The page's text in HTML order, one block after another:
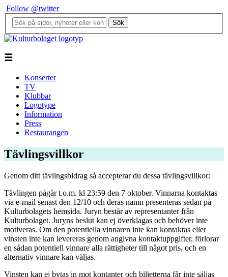
Follow @twitter
Sök
☰
Konserter
TV
Klubbar
Logotype
Information
Press
Restaurangen
Tävlingsvillkor
Genom ditt tävlingsbidrag så accepterar du dessa tävlingsvillkor:
Tävlingen pågår t.o.m. kl 23:59 den 7 oktober. Vinnarna kontaktas
via e-mail senast den 12/10 och deras namn presenteras sedan på
Kulturbolagets hemsida. Juryn består av representanter från
Kulturbolaget. Juryns beslut kan ej överklagas och behöver inte
motiveras. Om den potentiella vinnaren inte kan kontaktas eller
vinsten inte kan levereras genom angivna kontaktuppgifter, förlorar
en sådan potentiell vinnare alla rättigheter till något pris, och en
alternativ vinnare kan väljas.
Vinsten kan ej bytas in mot kontanter och biljetterna får inte säljas